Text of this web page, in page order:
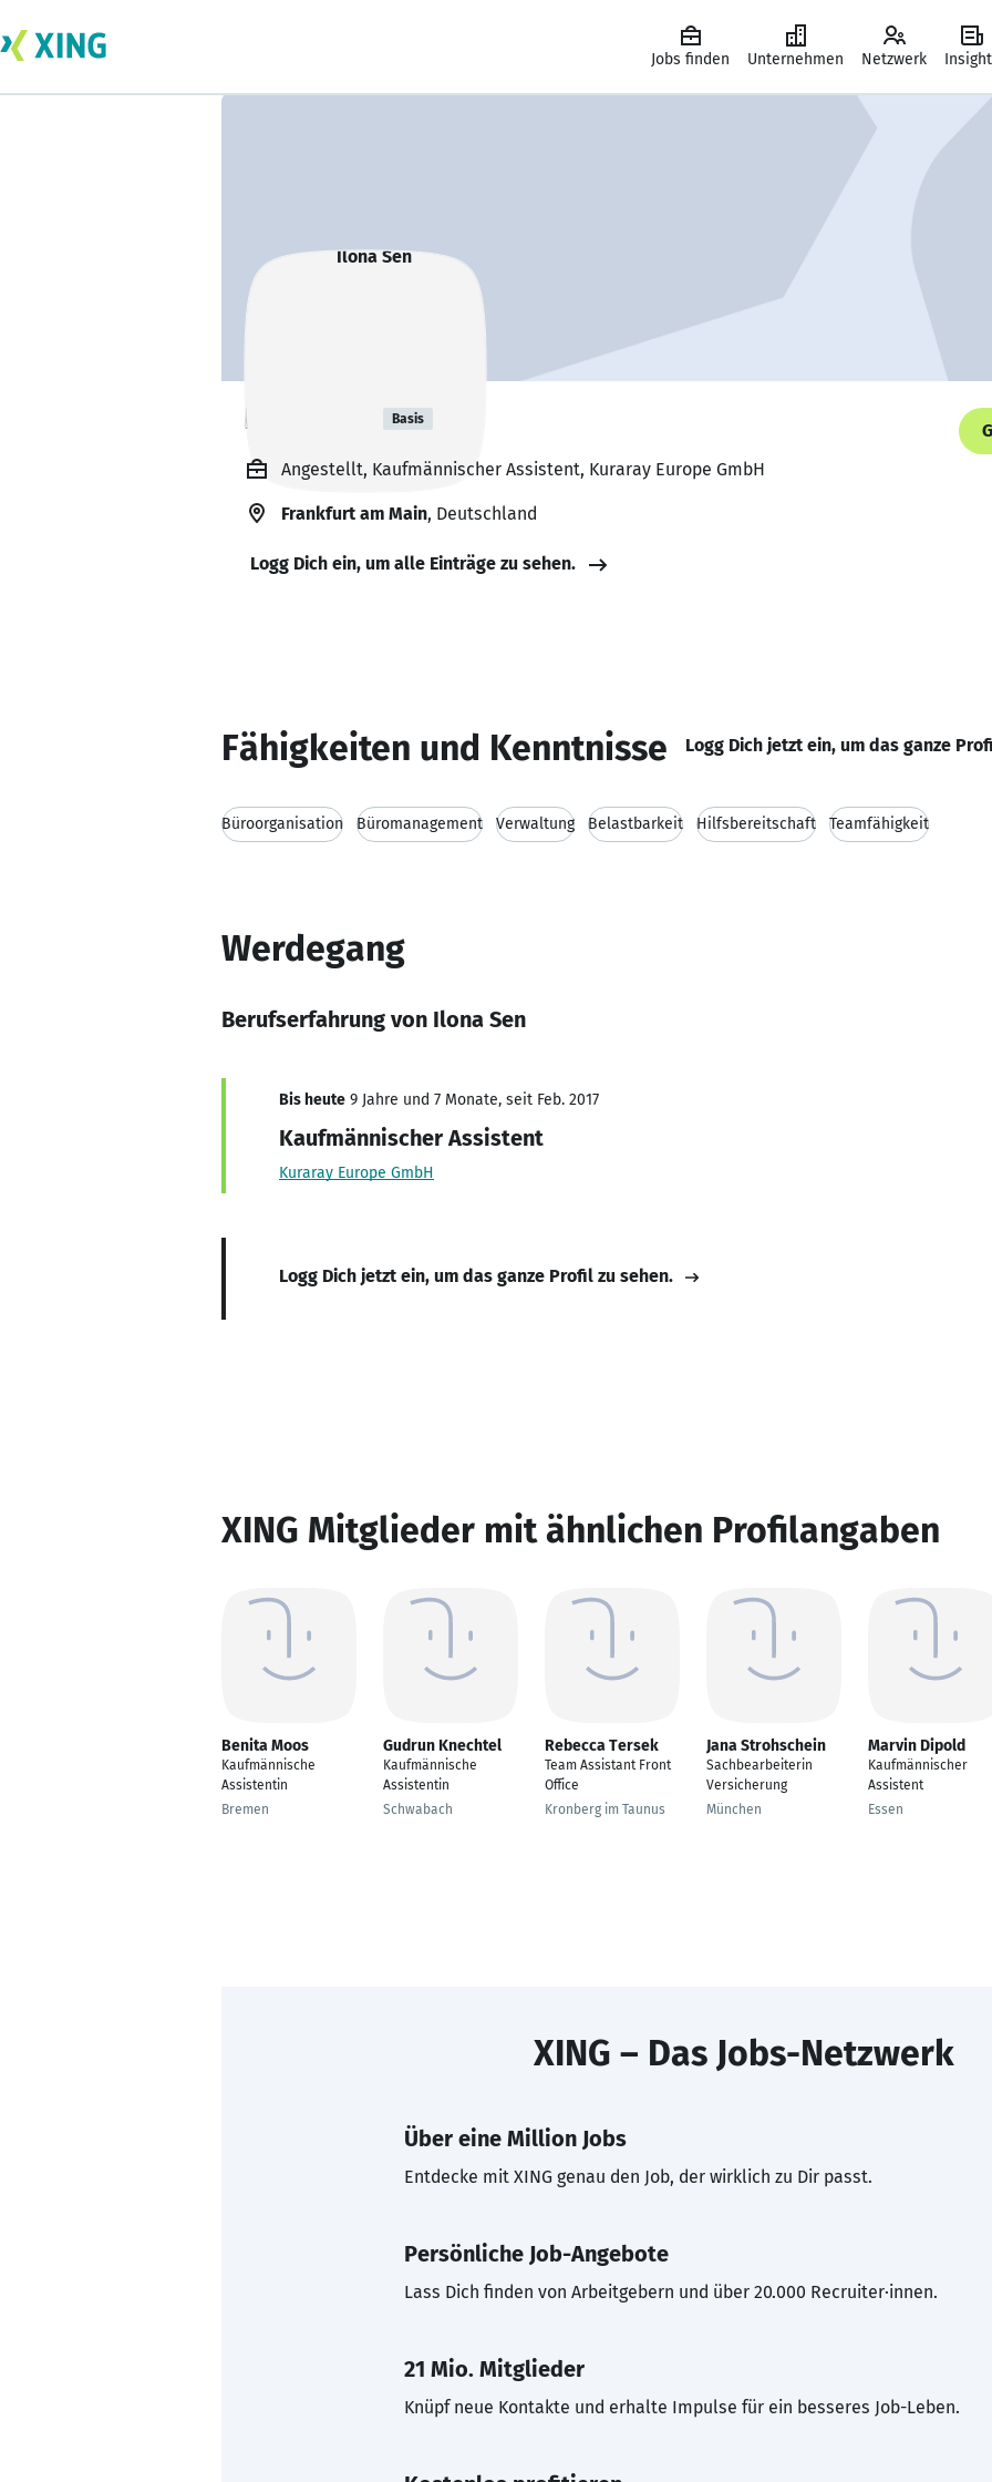
Jobs finden Unternehmen Netzwerk
Ilona Sen Basis
Angestellt, Kaufmännischer Assistent, Kuraray Europe GmbH
Frankfurt am Main, Deutschland
Logg Dich ein, um alle Einträge zu sehen.
Fähigkeiten und Kenntnisse Logg Dich jetzt ein, um das ganze
Büroorganisation Büromanagement Verwaltung Belastbarkeit Hilfsbereitschaft Teamfähigkeit
Werdegang
Berufserfahrung von Ilona Sen
Bis heute 9 Jahre und 7 Monate, seit Feb. 2017
Kaufmännischer Assistent
Kuraray Europe GmbH
Logg Dich jetzt ein, um das ganze Profil zu sehen.
XING Mitglieder mit ähnlichen Profilangaben
Benita Moos
Kaufmännische
Assistentin
Bremen
Gudrun Knechtel
Kaufmännische
Assistentin
Schwabach
Rebecca Tersek
Team Assistant Front
Office
Kronberg im Taunus
Jana Strohschein
Sachbearbeiterin
Versicherung
München
Marvin Dipold
Kaufmännischer
Assistent
Essen
XING – Das Jobs-Netzwerk
Über eine Million Jobs
Entdecke mit XING genau den Job, der wirklich zu Dir passt.
Persönliche Job-Angebote
Lass Dich finden von Arbeitgebern und über 20.000 Recruiter·innen.
21 Mio. Mitglieder
Knüpf neue Kontakte und erhalte Impulse für ein besseres Job-Leben.